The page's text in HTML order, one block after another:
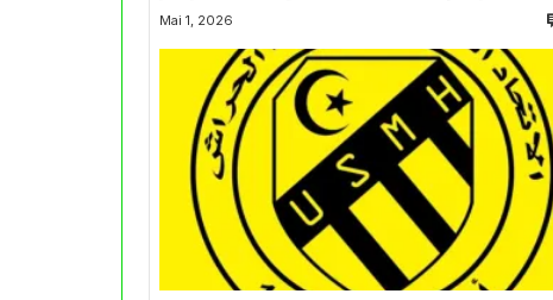
Mai 1, 2026